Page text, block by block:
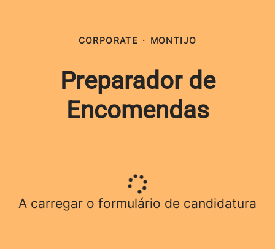
CORPORATE · MONTIJO
Preparador de
Encomendas
A carregar o formulário de candidatura